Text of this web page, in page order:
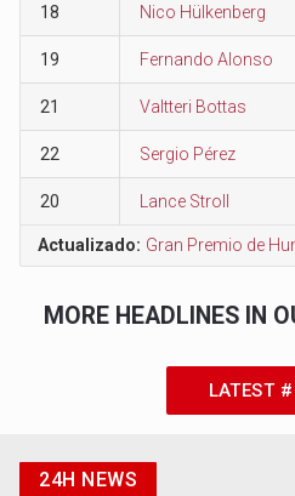
18 Nico Hülkenberg
19 Fernando Alonso
21 Valtteri Bottas
22 Sergio Pérez
20 Lance Stroll
Actualizado: Gran Premio de
MORE HEADLINES IN
LATEST
24H NEWS